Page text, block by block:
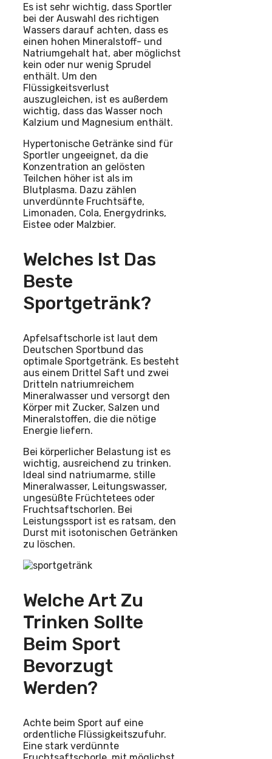
Es ist sehr wichtig, dass Sportler
bei der Auswahl des richtigen
Wassers darauf achten, dass es
einen hohen Mineralstoff- und
Natriumgehalt hat, aber möglichst
kein oder nur wenig Sprudel
enthält. Um den
Flüssigkeitsverlust
auszugleichen, ist es außerdem
wichtig, dass das Wasser noch
Kalzium und Magnesium enthält.
Hypertonische Getränke sind für
Sportler ungeeignet, da die
Konzentration an gelösten
Teilchen höher ist als im
Blutplasma. Dazu zählen
unverdünnte Fruchtsäfte,
Limonaden, Cola, Energydrinks,
Eistee oder Malzbier.
Welches Ist Das
Beste
Sportgetränk?
Apfelsaftschorle ist laut dem
Deutschen Sportbund das
optimale Sportgetränk. Es besteht
aus einem Drittel Saft und zwei
Dritteln natriumreichem
Mineralwasser und versorgt den
Körper mit Zucker, Salzen und
Mineralstoffen, die die nötige
Energie liefern.
Bei körperlicher Belastung ist es
wichtig, ausreichend zu trinken.
Ideal sind natriumarme, stille
Mineralwasser, Leitungswasser,
ungesüßte Früchtetees oder
Fruchtsaftschorlen. Bei
Leistungssport ist es ratsam, den
Durst mit isotonischen Getränken
zu löschen.
Welche Art Zu
Trinken Sollte
Beim Sport
Bevorzugt
Werden?
Achte beim Sport auf eine
ordentliche Flüssigkeitszufuhr.
Eine stark verdünnte